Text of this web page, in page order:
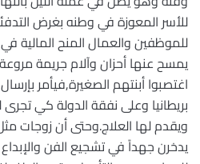
للأسر المعوزة في وطنه بغرض
للموظفين والعمال المنح المالية
يمسح عنها أحزان وآلام جريمة
اغتصبوا أبنتهم الصغيرة,فيأمر
بريطانيا وعلى نفقة الدولة كي تجرى
ويقدم لها العلاج.وحتى أن زوجات
يدخرن جهداً في تشجيع الفن